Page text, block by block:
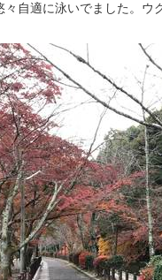
々自適に泳いでました。ウ